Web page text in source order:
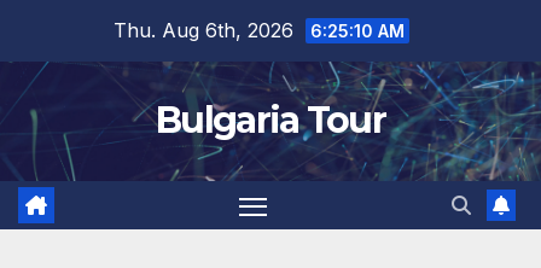
content
Thu. Aug 6th, 2026 6:25:11 AM
Bulgaria Tour